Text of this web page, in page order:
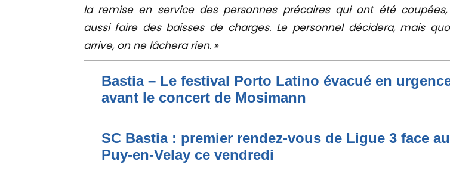
la remise en service des personnes précaires qui ont été
aussi faire des baisses de charges. Le personnel décidera, mais
arrive, on ne lâchera rien. »
Bastia – Le festival Porto Latino évacué en
avant le concert de Mosimann
SC Bastia : premier rendez-vous de Ligue 3 face au
Puy-en-Velay ce vendredi